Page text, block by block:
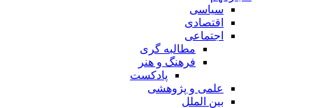
سیاسی
اقتصادی
اجتماعی
مطالبه گری
فرهنگ و هنر
پادکست
علمی و پژوهشی
بین الملل